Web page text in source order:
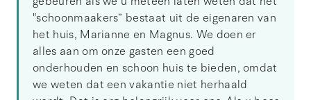
"schoonmaakers” bestaat uit de eigenaren van
het huis, Marianne en Magnus. We doen er
alles aan om onze gasten een goed
onderhouden en schoon huis te bieden, omdat
we weten dat een vakantie niet herhaald